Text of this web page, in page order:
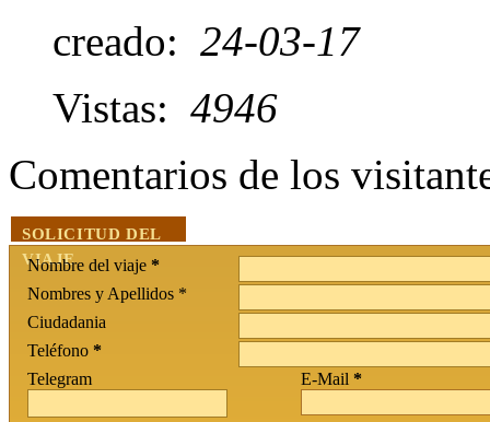
creado: 24-03-17
Vistas: 4946
Comentarios de los
SOLICITUD DEL
VIAJE
Nombre del viaje *
Nombres y Apellidos *
Ciudadania
Teléfono *
Telegram
E-Mail *